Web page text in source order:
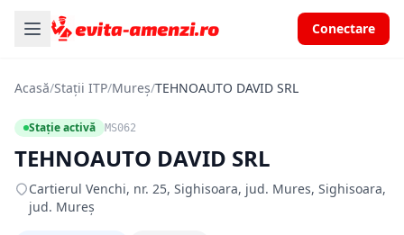
Conectare
Acasă/Stații ITP/Mureș/TEHNOAUTO DAVID SRL
Stație activă MS062
TEHNOAUTO DAVID SRL
Cartierul Venchi, nr. 25, Sighisoara, jud. Mures, Sighisoara,
jud. Mureș